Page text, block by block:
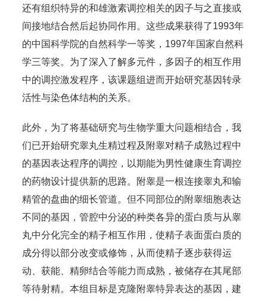
还有组织特异的和雄激素调控相关的因子与之直接或
间接地结合然后起协同作用。这些成果获得了1993年
的中国科学院的自然科学一等奖，1997年国家自然科
学三等奖。为了深入了解多元件，多因子的相互作用
中的调控激发程序，该课题组进而开始研究基因转录
活性与染色体结构的关系。
此外，为了将基础研究与生物学重大问题相结合，我
们已开始研究睾丸生精过程及附睾对精子成熟过程中
的基因表达程序的调控，以期能为男性健康生育调控
的药物设计提供新的思路。附睾是一根连接睾丸和输
精管的盘曲的细长管道。但不同部位的附睾细胞表达
不同的基因，管腔中分泌的种类各异的蛋白质与从睾
丸中分化完全的精子相互作用，使精子表面蛋白质的
成分得以部分改变或修饰，从而使精子逐步获得运
动、获能、精卵结合等能力而成熟，被储存在其尾部
等待射精。本组目标是克隆附睾特异表达的基因，建